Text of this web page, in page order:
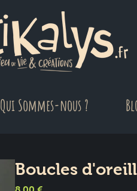
Qui Sommes-nous ?
Boucles